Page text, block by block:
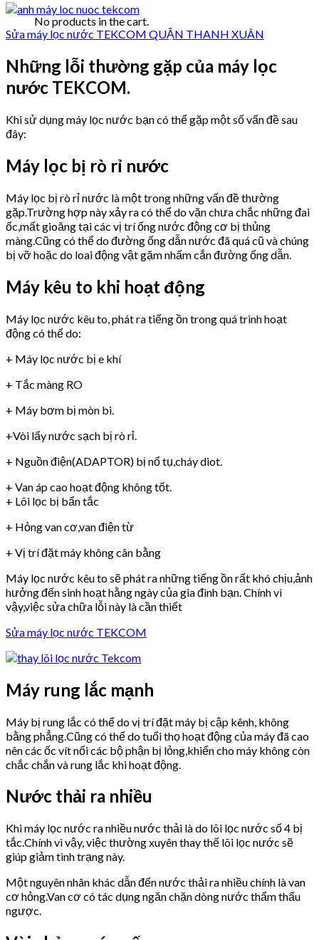
No products in the cart.
Sửa máy lọc nước TEKCOM QUẬN THANH XUÂN
Những lỗi thường gặp của máy lọc
nước TEKCOM.
Khi sử dụng máy lọc nước bạn có thể gặp một số vấn đề sau
đây:
Máy lọc bị rò rỉ nước
Máy lọc bị rò rỉ nước là một trong những vấn đề thường
gặp.Trường hợp này xảy ra có thể do vặn chưa chắc những đai
ốc,mất gioăng tại các vị trí ống nước động cơ bị thủng
màng.Cũng có thể do đường ống dẫn nước đã quá cũ và chúng
bị vỡ hoặc do loai động vật gặm nhấm cắn đường ống dẫn.
Máy kêu to khi hoạt động
Máy lọc nước kêu to, phát ra tiếng ồn trong quá trình hoạt
động có thể do:
+ Máy lọc nước bị e khí
+ Tắc màng RO
+ Máy bơm bị mòn bi.
+Vòi lấy nước sạch bị rò rỉ.
+ Nguồn điện(ADAPTOR) bị nổ tụ,cháy diot.
+ Van áp cao hoạt động không tốt.
+ Lõi lọc bị bẩn tắc
+ Hỏng van cơ,van điện từ
+ Vị trí đặt máy không cân bằng
Máy lọc nước kêu to sẽ phát ra những tiếng ồn rất khó chịu,ảnh
hưởng đến sinh hoạt hằng ngày của gia đình bạn. Chính vì
vậy,việc sửa chữa lỗi này là cần thiết
Sửa máy lọc nước TEKCOM
Máy rung lắc mạnh
Máy bị rung lắc có thể do vị trí đặt máy bị cập kênh, không
bằng phẳng.Cũng có thể do tuổi thọ hoạt động của máy đã cao
nên các ốc vít nối các bộ phận bị lỏng,khiến cho máy không còn
chắc chắn và rung lắc khi hoạt động.
Nước thải ra nhiều
Khi máy lọc nước ra nhiều nước thải là do lõi lọc nước số 4 bị
tắc.Chính vì vậy, việc thường xuyên thay thế lõi lọc nước sẽ
giúp giảm tình trạng này.
Một nguyên nhân khác dẫn đến nước thải ra nhiều chính là van
cơ hỏng.Van cơ có tác dụng ngăn chặn dòng nước thẩm thấu
ngược.